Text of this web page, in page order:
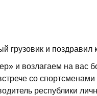
и возлагаем на вас
со
республики